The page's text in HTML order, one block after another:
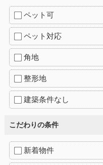
ペット可
ペット対応
角地
整形地
建築条件なし
こだわりの条件
新着物件